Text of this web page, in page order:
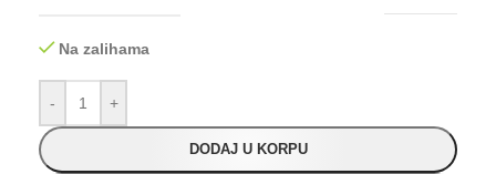
Na zalihama
- +
DODAJ U KORPU